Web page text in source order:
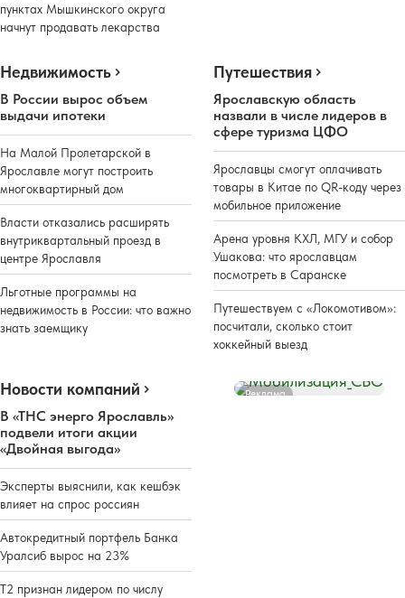
пунктах Мышкинского округа
начнут продавать лекарства
Недвижимость
В России вырос объем
выдачи ипотеки
На Малой Пролетарской в
Ярославле могут построить
многоквартирный дом
Власти отказались расширять
внутриквартальный проезд в
центре Ярославля
Льготные программы на
недвижимость в России: что важно
знать заемщику
Путешествия
Ярославскую область
назвали в числе лидеров в
сфере туризма ЦФО
Ярославцы смогут оплачивать
товары в Китае по QR-коду через
мобильное приложение
Арена уровня КХЛ, МГУ и собор
Ушакова: что ярославцам
посмотреть в Саранске
Путешествуем с «Локомотивом»:
посчитали, сколько стоит
хоккейный выезд
Новости компаний
В «ТНС энерго Ярославль»
подвели итоги акции
«Двойная выгода»
Эксперты выяснили, как кешбэк
влияет на спрос россиян
Автокредитный портфель Банка
Уралсиб вырос на 23%
Т2 признан лидером по числу
Реклама